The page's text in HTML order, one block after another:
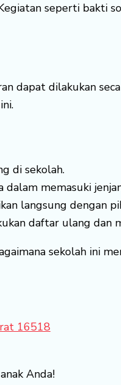
seperti bakti
dapat dilakukan
di sekolah.
memasuki
langsung dengan
daftar ulang dan
sekolah ini
16518
Anda!